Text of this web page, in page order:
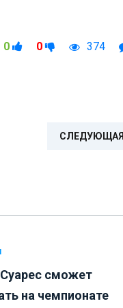
0 0 374
СЛЕДУЮЩАЯ
сможет
на чемпионате